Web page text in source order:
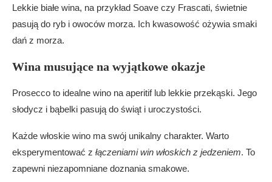
Lekkie białe wina, na przykład Soave czy Frascati, świetnie
pasują do ryb i owoców morza. Ich kwasowość ożywia smaki
dań z morza.
Wina musujące na wyjątkowe okazje
Prosecco to idealne wino na aperitif lub lekkie przekąski. Jego
słodycz i bąbelki pasują do świąt i uroczystości.
Każde włoskie wino ma swój unikalny charakter. Warto
eksperymentować z łączeniami win włoskich z jedzeniem. To
zapewni niezapomniane doznania smakowe.